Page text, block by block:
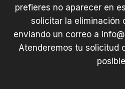
prefieres no aparecer en
solicitar la eliminación
enviando un correo a
Atenderemos tu solicitud